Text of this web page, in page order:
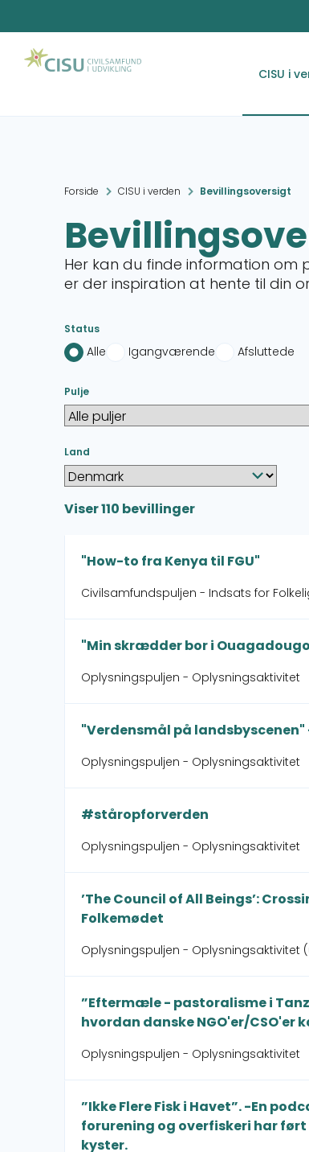
CISU i
Forside CISU i verden Bevillingsoversigt
Her kan du finde information om
er der inspiration at hente til din
Status
Alle Igangværende Afsluttede
Pulje
Land
Viser110 bevillinger
"How-to fra Kenya til FGU"
Civilsamfundspuljen - Indsats for
"Min skrædder bor i
Oplysningspuljen - Oplysningsaktivitet
"Verdensmål på
Oplysningspuljen - Oplysningsaktivitet
#ståropforverden
Oplysningspuljen - Oplysningsaktivitet
’The Council of All Beings’:
Folkemødet
Oplysningspuljen - Oplysningsaktivitet
”Eftermæle - pastoralisme i
hvordan danske NGO'er/
Oplysningspuljen - Oplysningsaktivitet
”Ikke Flere Fisk i Havet”. -En
forurening og overfiskeri har
kyster.